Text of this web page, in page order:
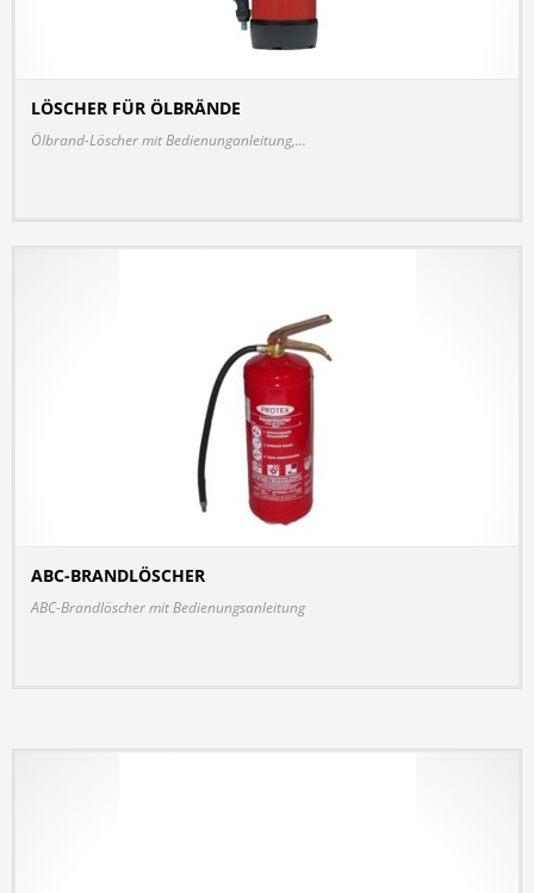
LÖSCHER FÜR ÖLBRÄNDE
Ölbrand-Löscher mit Bedienunganleitung,...
ABC-BRANDLÖSCHER
ABC-Brandlöscher mit Bedienungsanleitung